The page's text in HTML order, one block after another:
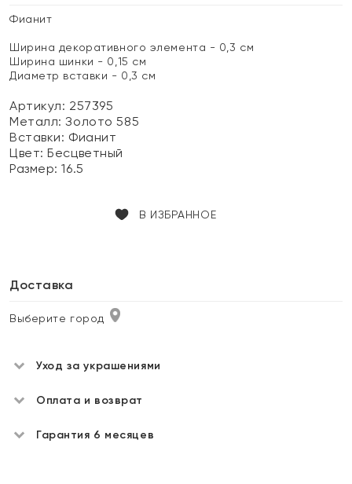
Фианит
Ширина декоративного элемента - 0,3 см
Ширина шинки - 0,15 см
Диаметр вставки - 0,3 см
Артикул: 257395
Металл:Золото 585
Вставки: Фианит
Цвет:Бесцветный
Размер:16.5
В ИЗБРАННОЕ
Доставка
Выберите город
Уход за украшениями
Оплата и возврат
Гарантия 6 месяцев